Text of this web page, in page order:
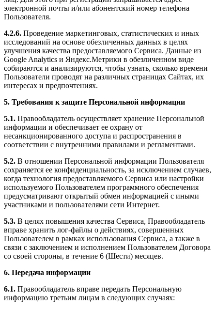
электронной почты и/или абонентский номер телефона
Пользователя.
4.2.6. Проведение маркетинговых, статистических и иных
исследований на основе обезличенных данных в целях
улучшения качества предоставляемого Сервиса. Данные из
Google Analytics и Яндекс.Метрики в обезличенном виде
собираются и анализируются, чтобы узнать, сколько времени
Пользователи проводят на различных страницах Сайтах, их
интересах и предпочтениях.
5. Требования к защите Персональной информации
5.1. Правообладатель осуществляет хранение Персональной
информации и обеспечивает ее охрану от
несанкционированного доступа и распространения в
соответствии с внутренними правилами и регламентами.
5.2. В отношении Персональной информации Пользователя
сохраняется ее конфиденциальность, за исключением случаев,
когда технология предоставляемого Сервиса или настройки
используемого Пользователем программного обеспечения
предусматривают открытый обмен информацией с иными
участниками и пользователями сети Интернет.
5.3. В целях повышения качества Сервиса, Правообладатель
вправе хранить лог-файлы о действиях, совершенных
Пользователем в рамках использования Сервиса, а также в
связи с заключением и исполнением Пользователем Договора
со своей стороны, в течение 6 (Шести) месяцев.
6. Передача информации
6.1. Правообладатель вправе передать Персональную
информацию третьим лицам в следующих случаях: